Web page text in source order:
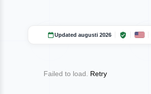
Updated augusti 2026
Failed to load. Retry